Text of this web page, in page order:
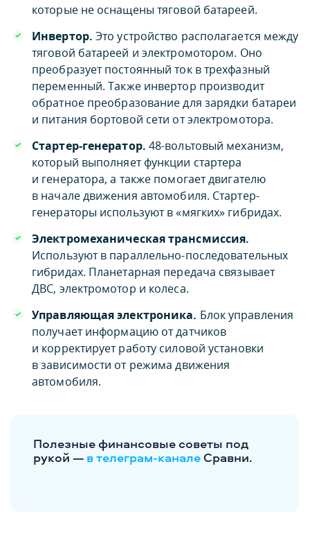
которые не оснащены тяговой батареей.
Инвертор. Это устройство располагается между
тяговой батареей и электромотором. Оно
преобразует постоянный ток в трехфазный
переменный. Также инвертор производит
обратное преобразование для зарядки батареи
и питания бортовой сети от электромотора.
Стартер-генератор. 48-вольтовый механизм,
который выполняет функции стартера
и генератора, а также помогает двигателю
в начале движения автомобиля. Стартер-
генераторы используют в «мягких» гибридах.
Электромеханическая трансмиссия.
Используют в параллельно-последовательных
гибридах. Планетарная передача связывает
ДВС, электромотор и колеса.
Управляющая электроника. Блок управления
получает информацию от датчиков
и корректирует работу силовой установки
в зависимости от режима движения
автомобиля.
Полезные финансовые советы под
рукой — в телеграм-каналеСравни.